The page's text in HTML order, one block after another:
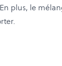
plus, le